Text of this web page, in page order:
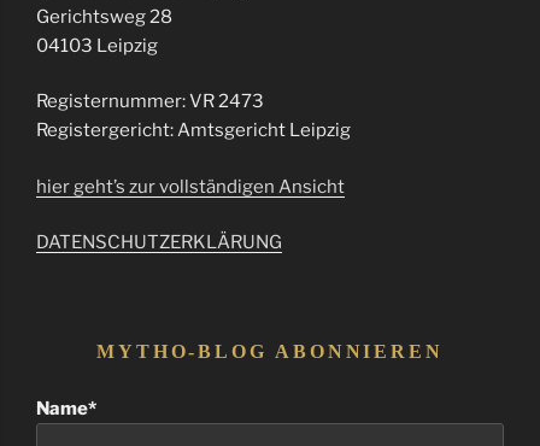
Gerichtsweg 28
04103 Leipzig
Registernummer: VR 2473
Registergericht: Amtsgericht Leipzig
hier geht’s zur vollständigen Ansicht
DATENSCHUTZERKLÄRUNG
MYTHO-BLOG ABONNIEREN
Name*